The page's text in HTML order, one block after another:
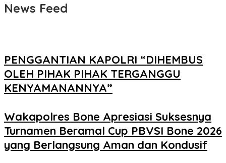
News Feed
PENGGANTIAN KAPOLRI “DIHEMBUS
OLEH PIHAK PIHAK TERGANGGU
KENYAMANANNYA”
Wakapolres Bone Apresiasi Suksesnya
Turnamen Beramal Cup PBVSI Bone 2026
yang Berlangsung Aman dan Kondusif